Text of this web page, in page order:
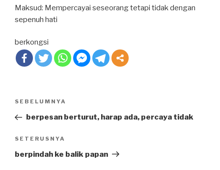
Maksud: Mempercayai seseorang tetapi tidak dengan
sepenuh hati
berkongsi
Post
Previous
Post
SEBELUMNYA
berpesan berturut, harap ada, percaya tidak
Next
Post
SETERUSNYA
berpindah ke balik papan